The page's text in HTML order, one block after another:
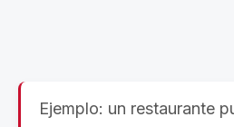
Ejemplo: un restaurante